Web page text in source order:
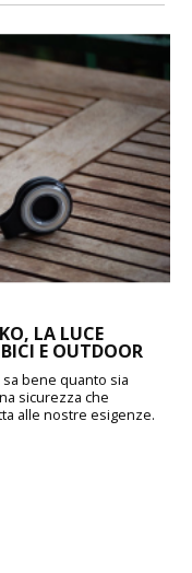
LA LUCE
E OUTDOOR
bene quanto sia
sicurezza che
alle nostre esigenze.